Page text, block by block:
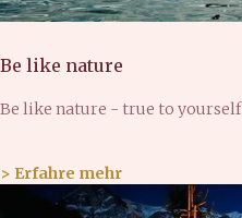
Be like nature
Be like nature - true to yourself
> Erfahre mehr